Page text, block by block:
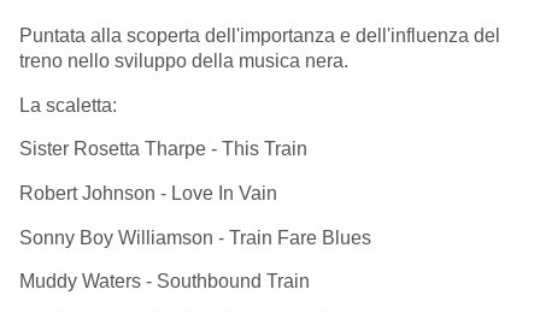
Puntata alla scoperta dell'importanza e dell'influenza del
treno nello sviluppo della musica nera.
La scaletta:
Sister Rosetta Tharpe - This Train
Robert Johnson - Love In Vain
Sonny Boy Williamson - Train Fare Blues
Muddy Waters - Southbound Train